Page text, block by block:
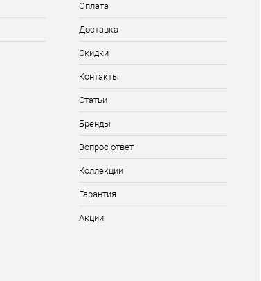
Оплата
Доставка
Скидки
Контакты
Статьи
Бренды
Вопрос ответ
Коллекции
Гарантия
Акции